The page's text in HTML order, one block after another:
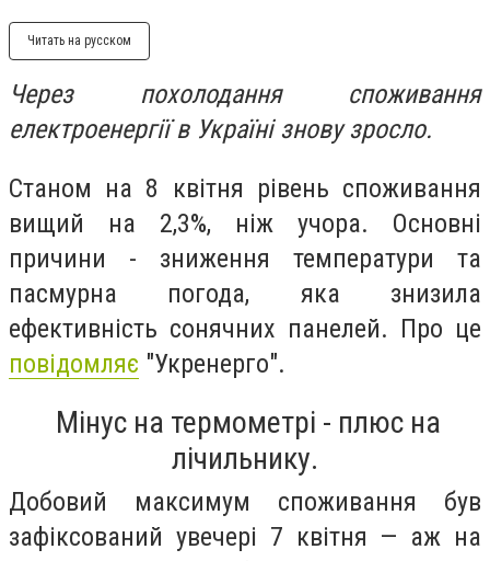
Читать на русском
Через похолодання споживання
електроенергії в Україні знову зросло.
Станом на 8 квітня рівень споживання
вищий на 2,3%, ніж учора. Основні
причини - зниження температури та
пасмурна погода, яка знизила
ефективність сонячних панелей. Про це
повідомляє "Укренерго".
Мінус на термометрі - плюс на
лічильнику.
Добовий максимум споживання був
зафіксований увечері 7 квітня — аж на